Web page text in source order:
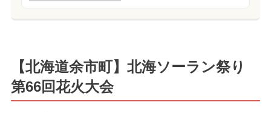
【北海道余市町】北海ソーラン祭り
第66回花火大会